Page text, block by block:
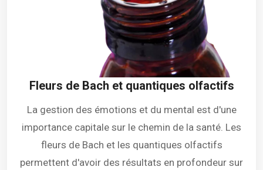
Fleurs de Bach et quantiques olfactifs
La gestion des émotions et du mental est d'une
importance capitale sur le chemin de la santé. Les
fleurs de Bach et les quantiques olfactifs
permettent d'avoir des résultats en profondeur sur